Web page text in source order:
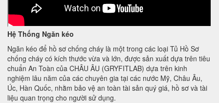
Hệ Thống Ngăn kéo
Ngăn kéo để hồ sơ chống cháy là một trong các loại Tủ Hồ Sơ
chống cháy có kích thước vừa và lớn, được sản xuất dựa trên tiêu
chuẩn An Toàn của CHÂU ÂU (GRYFITLAB) dựa trên kinh
nghiệm lâu năm của các chuyên gia tại các nước Mỹ, Châu Âu,
Úc, Hàn Quốc, nhằm bảo vệ an toàn tài sản quý giá, hồ sơ và tài
liệu quan trọng cho người sử dụng.